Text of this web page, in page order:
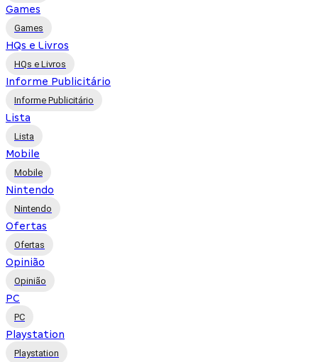
Games
Games
HQs e Livros
HQs e Livros
Informe Publicitário
Informe Publicitário
Lista
Lista
Mobile
Mobile
Nintendo
Nintendo
Ofertas
Ofertas
Opinião
Opinião
PC
PC
Playstation
Playstation